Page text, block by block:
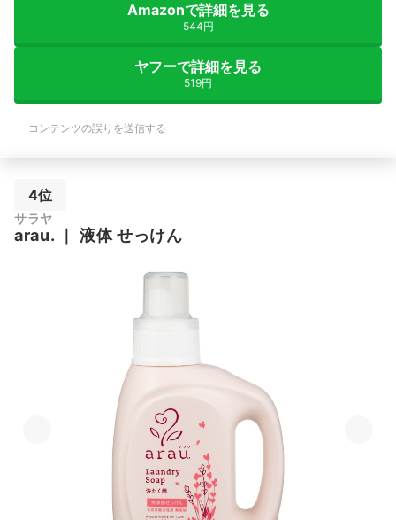
Amazonで詳細を見る
544円
ヤフーで詳細を見る
519円
コンテンツの誤りを送信する
4位
サラヤ
arau. 液体 せっけん